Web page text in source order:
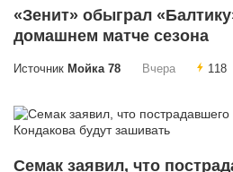
«Зенит» обыграл
домашнем матче сезона
Источник Мойка 78 Вчера 118
Семак заявил, что